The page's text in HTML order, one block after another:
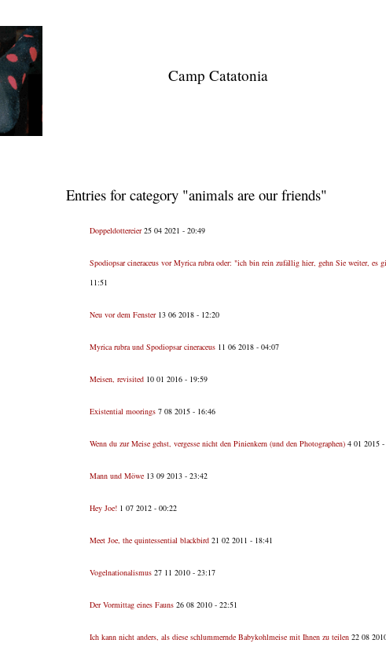
Camp Catatonia
Entries for category "animals are our friends"
Doppeldottereier25 04 2021 - 20:49
Spodiopsar cineraceus vor Myrica rubra oder: "ich bin rein zufällig hier, gehn Sie weiter, es
11:51
Neu vor dem Fenster13 06 2018 - 12:20
Myrica rubra und Spodiopsar cineraceus 11 06 2018 - 04:07
Meisen, revisited 10 01 2016 - 19:59
Existential moorings 7 08 2015 - 16:46
Wenn du zur Meise gehst, vergesse nicht den Pinienkern (und den Photographen) 4 01 2015
Mann und Möwe 13 09 2013 - 23:42
Hey Joe! 1 07 2012 - 00:22
Meet Joe, the quintessential blackbird 21 02 2011 - 18:41
Vogelnationalismus 27 11 2010 - 23:17
Der Vormittag eines Fauns 26 08 2010 - 22:51
Ich kann nicht anders, als diese schlummernde Babykohlmeise mit Ihnen zu teilen 22 08